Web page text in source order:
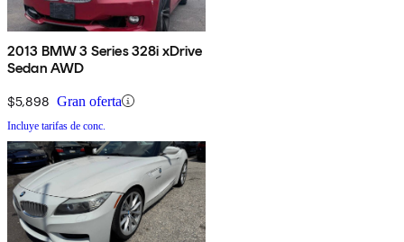
2013 BMW 3 Series 328i xDrive
Sedan AWD
$5,898 Gran oferta
Incluye tarifas de conc.